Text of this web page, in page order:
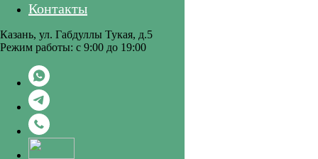
Контакты
Казань, ул. Габдуллы Тукая, д.5
Режим работы: с 9:00 до 19:00